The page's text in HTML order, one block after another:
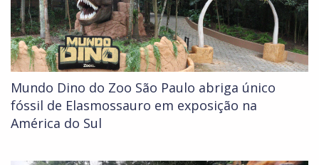
Mundo Dino do Zoo São Paulo abriga único
fóssil de Elasmossauro em exposição na
América do Sul